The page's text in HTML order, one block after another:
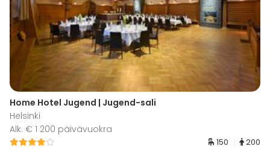
Home Hotel Jugend | Jugend-sali
Helsinki
Alk. € 1 200 päivävuokra
150 200